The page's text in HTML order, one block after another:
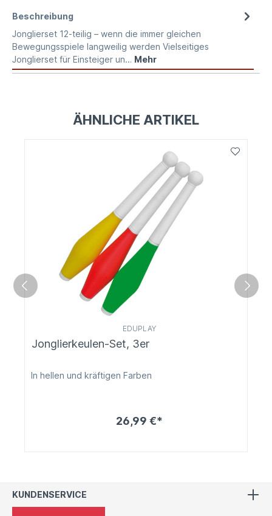
Beschreibung
Jonglierset 12-teilig – wenn die immer gleichen
Bewegungsspiele langweilig werden Vielseitiges
Jonglierset für Einsteiger un… Mehr
ÄHNLICHE ARTIKEL
EDUPLAY
Jonglierkeulen-Set, 3er
In hellen und kräftigen Farben
26,99 €*
KUNDENSERVICE